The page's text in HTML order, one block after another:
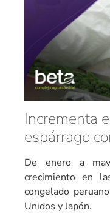
Incrementa
espárrago
De enero a
crecimiento en
congelado
Unidos y Japón.